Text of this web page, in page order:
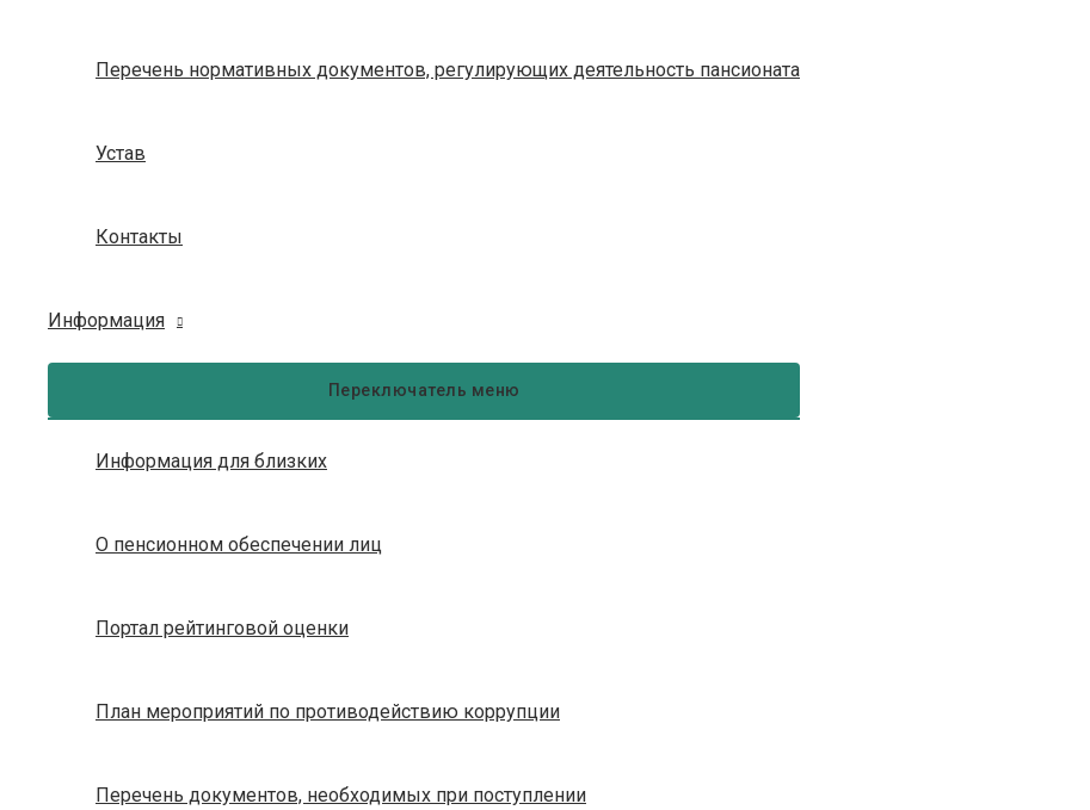
Перечень нормативных документов, регулирующих деятельность пансионата
Устав
Контакты
Информация
Переключатель меню
Информация для близких
О пенсионном обеспечении лиц
Портал рейтинговой оценки
План мероприятий по противодействию коррупции
Перечень документов, необходимых при поступлении